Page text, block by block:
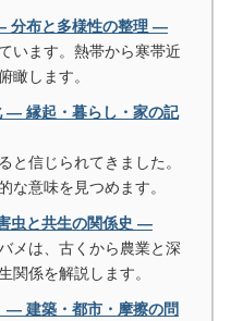
分布と多様性の整理 ―
います。熱帯から寒帯近
瞰します。
― 縁起・暮らし・家の記
と信じられてきました。
な意味を見つめます。
虫と共生の関係史 ―
メは、古くから農業と深
関係を解説します。
― 建築・都市・摩擦の問